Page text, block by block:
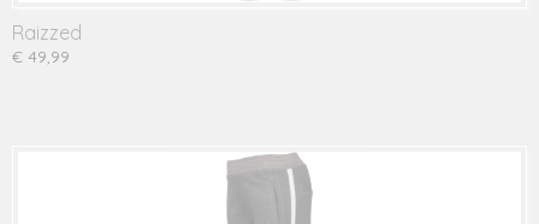
Raizzed
€ 49,99